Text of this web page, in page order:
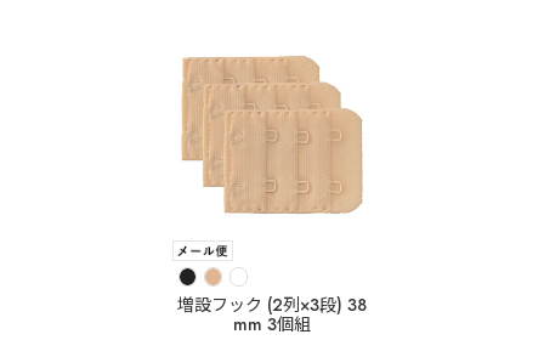
増設フック (2列×3段) 38
mm 3個組